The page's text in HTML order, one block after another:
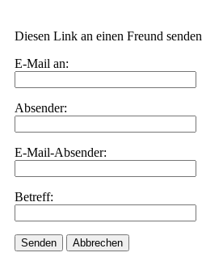
Diesen Link an einen Freund senden
E-Mail an:
Absender:
E-Mail-Absender:
Betreff:
Senden Abbrechen